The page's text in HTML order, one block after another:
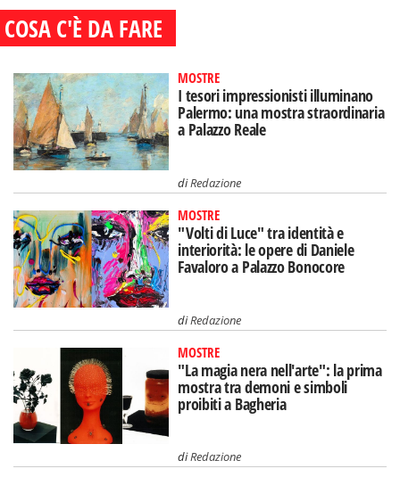
COSA C'È DA FARE
MOSTRE
I tesori impressionisti illuminano
Palermo: una mostra straordinaria
a Palazzo Reale
diRedazione
MOSTRE
"Volti di Luce" tra identità e
interiorità: le opere di Daniele
Favaloro a Palazzo Bonocore
diRedazione
MOSTRE
"La magia nera nell'arte": la prima
mostra tra demoni e simboli
proibiti a Bagheria
diRedazione